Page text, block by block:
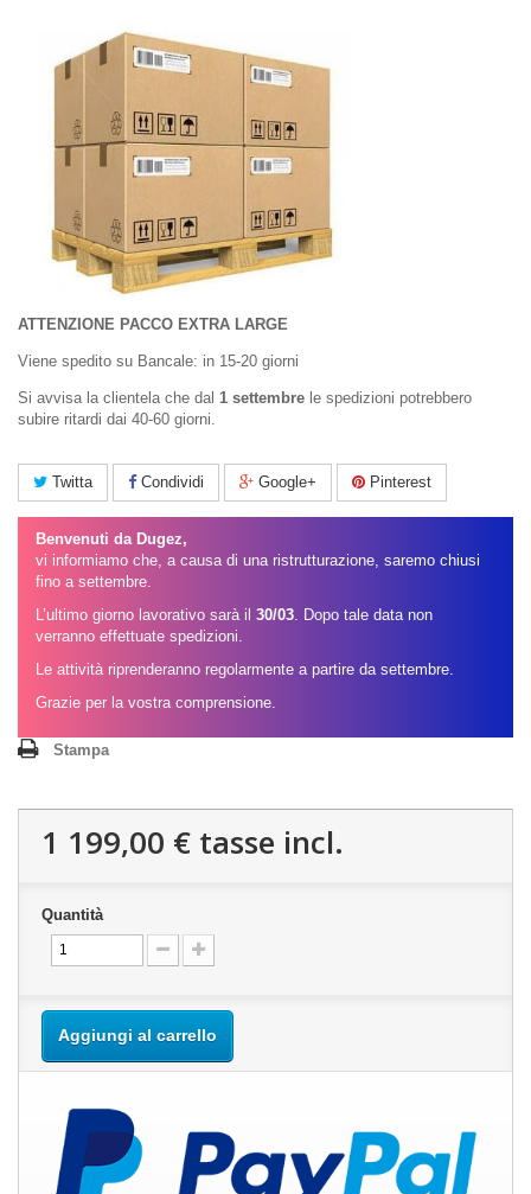
ATTENZIONE PACCO EXTRA LARGE
Viene spedito su Bancale: in 15-20 giorni
Si avvisa la clientela che dal 1 settembre le spedizioni potrebbero
subire ritardi dai 40-60 giorni.
Twitta Condividi Google+ Pinterest
Benvenuti da Dugez,
vi informiamo che, a causa di una ristrutturazione, saremo chiusi
fino a settembre.
L’ultimo giorno lavorativo sarà il 30/03. Dopo tale data non
verranno effettuate spedizioni.
Le attività riprenderanno regolarmente a partire da settembre.
Grazie per la vostra comprensione.
Stampa
1 199,00 € tasse incl.
Quantità
Aggiungi al carrello